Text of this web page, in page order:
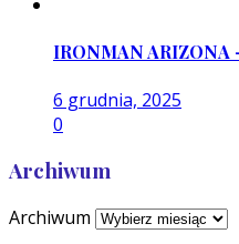
IRONMAN
6 grudnia, 2025
0
Archiwum
Archiwum